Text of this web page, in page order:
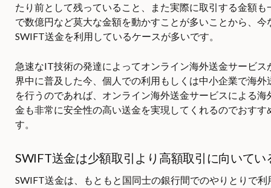
たり前として残っていること、また実際に取引する金額も
で数億円など莫大な金額を動かすことが多いことから、今
SWIFT送金を利用しているケースが多いです。
急速なIT技術の発達によってオンライン海外送金サービス
界中に普及した今、個人での利用もしくは中小企業で海外
を行うのであれば、オンライン海外送金サービスによる海
金も非常に安全性の高い送金を実現してくれるのでおすす
す。
SWIFT送金は少額取引より高額取引に向いてい
SWIFT送金は、もともと国同士の銀行間でのやりとりで利